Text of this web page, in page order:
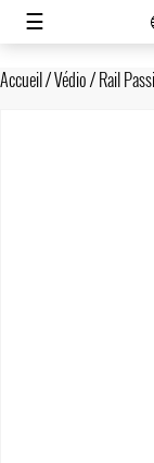
laviedurail.com
☰
Accueil/Védio/ Rail